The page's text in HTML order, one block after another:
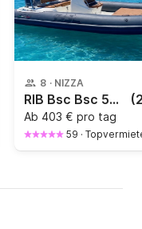
8 · NIZZA
RIB Bsc Bsc 57 130PS
Ab 403 € pro tag
59 ·